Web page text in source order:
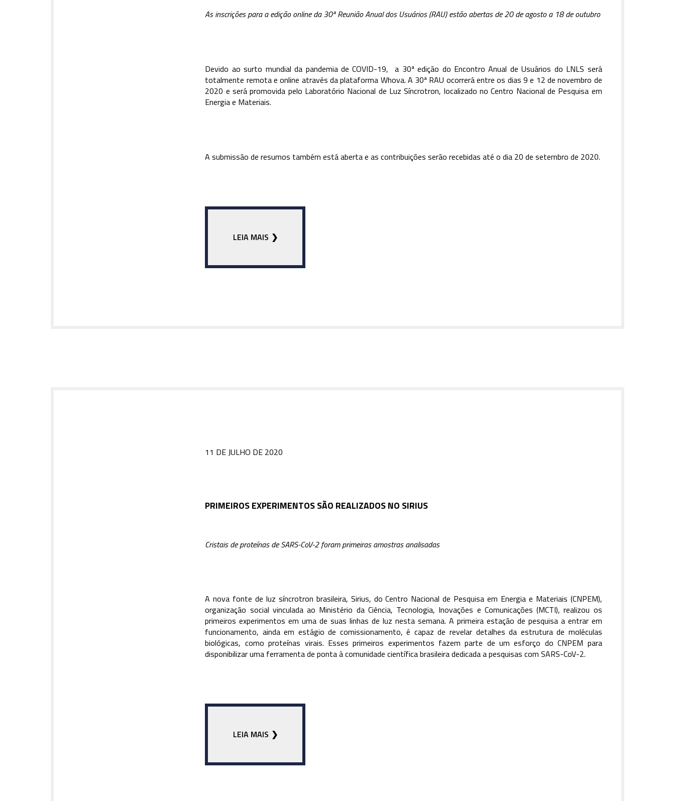
As inscrições para a edição online da 30ª Reunião Anual dos Usuários (RAU) estão abertas de 20 de agosto a 18 de outubro
Devido ao surto mundial da pandemia de COVID-19, a 30ª edição do Encontro Anual de Usuários do LNLS será
totalmente remota e online através da plataforma Whova. A 30ª RAU ocorrerá entre os dias 9 e 12 de novembro de
2020 e será promovida pelo Laboratório Nacional de Luz Síncrotron, localizado no Centro Nacional de Pesquisa em
Energia e Materiais.
A submissão de resumos também está aberta e as contribuições serão recebidas até o dia 20 de setembro de 2020.
LEIA MAIS
11 DE JULHO DE 2020
PRIMEIROS EXPERIMENTOS SÃO REALIZADOS NO SIRIUS
Cristais de proteínas de SARS-CoV-2 foram primeiras amostras analisadas
A nova fonte de luz síncrotron brasileira, Sirius, do Centro Nacional de Pesquisa em Energia e Materiais (CNPEM),
organização social vinculada ao Ministério da Ciência, Tecnologia, Inovações e Comunicações (MCTI), realizou os
primeiros experimentos em uma de suas linhas de luz nesta semana. A primeira estação de pesquisa a entrar em
funcionamento, ainda em estágio de comissionamento, é capaz de revelar detalhes da estrutura de moléculas
biológicas, como proteínas virais. Esses primeiros experimentos fazem parte de um esforço do CNPEM para
disponibilizar uma ferramenta de ponta à comunidade científica brasileira dedicada a pesquisas com SARS-CoV-2.
LEIA MAIS